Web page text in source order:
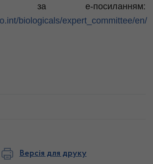
за e-посиланням:
biologicals/expert_committee/en/
Версія для друку